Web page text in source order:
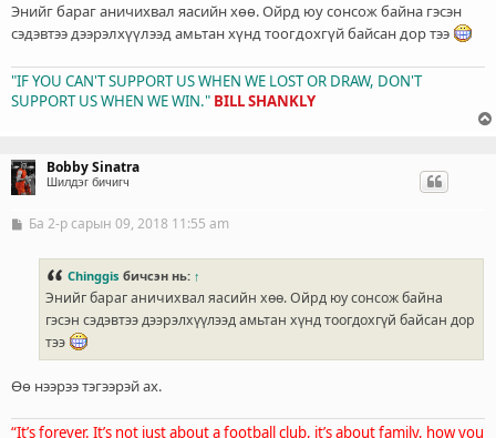
Энийг бараг аничихвал яасийн хөө. Ойрд юу сонсож байна гэсэн
сэдэвтээ дээрэлхүүлээд амьтан хүнд тоогдохгүй байсан дор тээ
"IF YOU CAN'T SUPPORT US WHEN WE LOST OR DRAW, DON'T
SUPPORT US WHEN WE WIN." BILL SHANKLY
Bobby Sinatra
Шилдэг бичигч
ББа 2-р сарын 09, 2018 11:55 am
Chinggis бичсэн нь: ↑
Энийг бараг аничихвал яасийн хөө. Ойрд юу сонсож байна
гэсэн сэдэвтээ дээрэлхүүлээд амьтан хүнд тоогдохгүй байсан дор
тээ
Өө нээрээ тэгээрэй ах.
“It’s forever. It’s not just about a football club, it’s about family, how you